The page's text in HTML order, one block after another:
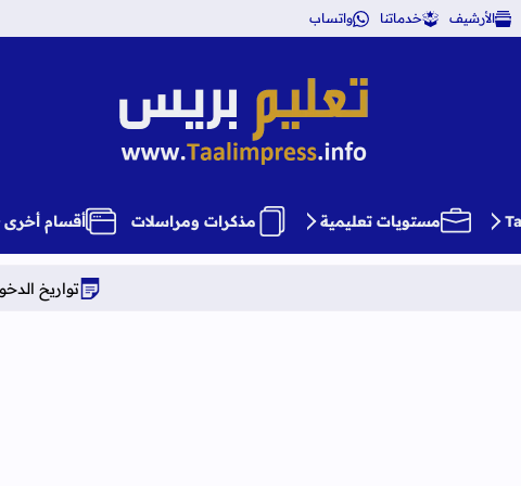
الأرشيف خدماتنا واتساب
تعليم بريس TaalimPress
مستويات تعليمية مذكرات ومراسلات أقسام أخرى
تواريخ الدخول المدرسي برسم